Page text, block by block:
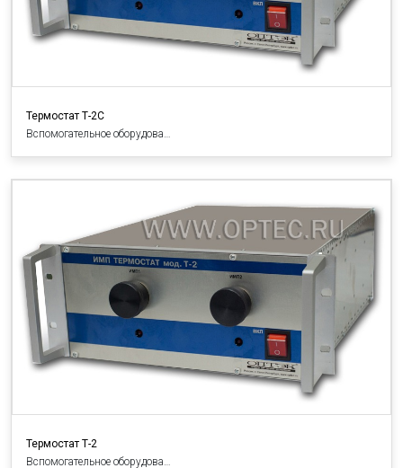
Термостат Т-2С
Вспомогательное оборудова…
Термостат Т-2
Вспомогательное оборудова…